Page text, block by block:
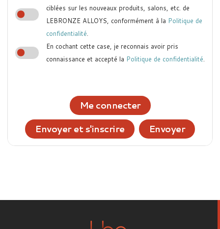
ciblées sur les nouveaux produits, salons, etc. de
LEBRONZE ALLOYS, conformément à la Politique de
confidentialité.
En cochant cette case, je reconnais avoir pris
connaissance et accepté la Politique de confidentialité.
Me connecter
Envoyer et s'inscrire
Envoyer